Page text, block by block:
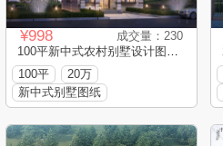
¥998
成交量：230
100平
20万
新中式别墅图纸